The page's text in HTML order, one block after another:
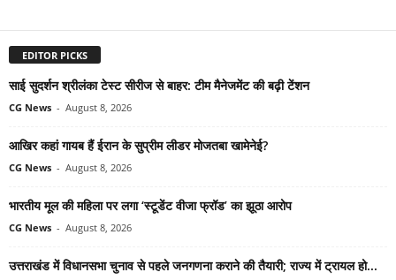
EDITOR PICKS
साई सुदर्शन श्रीलंका टेस्ट सीरीज से बाहर: टीम मैनेजमेंट की बढ़ी टेंशन
CG News - August 8, 2026
आखिर कहां गायब हैं ईरान के सुप्रीम लीडर मोजतबा खामेनेई?
CG News - August 8, 2026
भारतीय मूल की महिला पर लगा ‘स्टूडेंट वीजा फ्रॉड’ का झूठा आरोप
CG News - August 8, 2026
उत्तराखंड में विधानसभा चुनाव से पहले जनगणना कराने की तैयारी; राज्य में ट्रायल हो...